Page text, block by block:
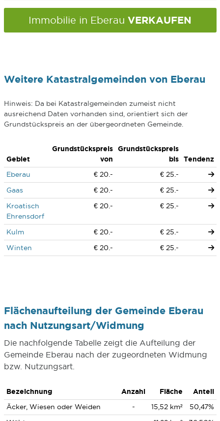
Immobilie in Eberau VERKAUFEN
Weitere Katastralgemeinden von Eberau
Hinweis: Da bei Katastralgemeinden zumeist nicht
ausreichend Daten vorhanden sind, orientiert sich der
Grundstückspreis an der übergeordneten Gemeinde.
Gebiet
Grundstückspreis
von
Grundstückspreis
bis
Tendenz
Eberau
€ 20.-
€ 25.-
Gaas
€ 20.-
€ 25.-
Kroatisch
Ehrensdorf
€ 20.- € 25.-
Kulm € 20.-
€ 25.-
Winten
€ 20.- € 25.-
Flächenaufteilung der Gemeinde Eberau
nach Nutzungsart/Widmung
Die nachfolgende Tabelle zeigt die Aufteilung der
Gemeinde Eberau nach der zugeordneten Widmung
bzw. Nutzungsart.
Bezeichnung Anzahl Fläche
Anteil
Äcker, Wiesen oder Weiden
- 15,52 km²
50,47%